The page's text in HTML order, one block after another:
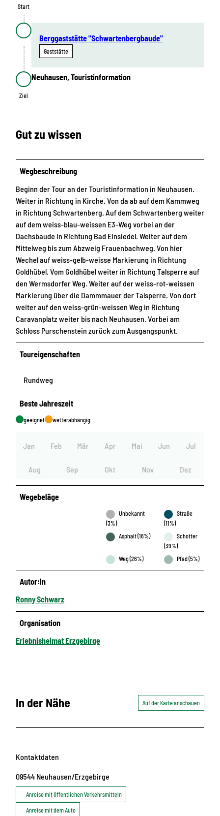
Start
Berggaststätte "Schwartenbergbaude"
Gaststätte
Ziel
Ziel
Neuhausen, Touristinformation
Gut zu wissen
Wegbeschreibung
Beginn der Tour an der Touristinformation in Neuhausen.
Weiter in Richtung in Kirche. Von da ab auf dem Kammweg
in Richtung Schwartenberg. Auf dem Schwartenberg weiter
auf dem weiss-blau-weissen E3-Weg vorbei an der
Dachsbaude in Richtung Bad Einsiedel. Weiter auf dem
Mittelweg bis zum Abzweig Frauenbachweg. Von hier
Wechel auf weiss-gelb-weisse Markierung in Richtung
Goldhübel. Vom Goldhübel weiter in Richtung Talsperre auf
den Wermsdorfer Weg. Weiter auf der weiss-rot-weissen
Markierung über die Dammmauer der Talsperre. Von dort
weiter auf den weiss-grün-weissen Weg in Richtung
Caravanplatz weiter bis nach Neuhausen. Vorbei am
Schloss Purschenstein zurück zum Ausgangspunkt.
Toureigenschaften
Rundweg
Beste Jahreszeit
geeignet wetterabhängig
Jan Feb Mär Apr Mai Jun Jul
Aug Sep Okt Nov Dez
Wegebeläge
Unbekannt
(3%)
Straße
(11%)
Asphalt (16%)
Schotter
(39%)
Weg (26%)
Pfad (5%)
Autor:in
Ronny Schwarz
Organisation
Erlebnisheimat Erzgebirge
In der Nähe Auf der Karte anschauen
Kontaktdaten
09544 Neuhausen/Erzgebirge
Anreise mit öffentlichen Verkehrsmitteln
Anreise mit dem Auto